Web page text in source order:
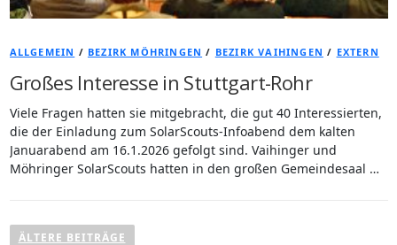
ALLGEMEIN / BEZIRK MÖHRINGEN / BEZIRK VAIHINGEN / EXTERN
Großes Interesse in Stuttgart-Rohr
Viele Fragen hatten sie mitgebracht, die gut 40 Interessierten,
die der Einladung zum SolarScouts-Infoabend dem kalten
Januarabend am 16.1.2026 gefolgt sind. Vaihinger und
Möhringer SolarScouts hatten in den großen Gemeindesaal …
eÄLTERE BEITRÄGE